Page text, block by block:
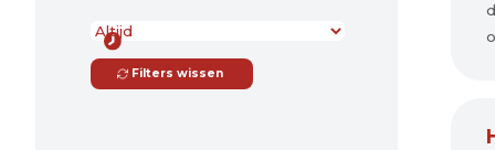
Filters wissen